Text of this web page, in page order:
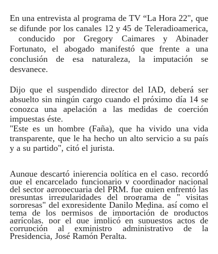
En una entrevista al programa de TV “La Hora 22", que
se difunde por los canales 12 y 45 de Teleradioamerica,
conducido por Gregory Caimares y Abinader
Fortunato, el abogado manifestó que frente a una
conclusión de esa naturaleza, la imputación se
desvanece.
Dijo que el suspendido director del IAD, deberá ser
absuelto sin ningún cargo cuando el próximo día 14 se
conozca una apelación a las medidas de coerción
impuestas éste.
"Este es un hombre (Faña), que ha vivido una vida
transparente, que le ha hecho un alto servicio a su país
y a su partido", citó el jurista.
Aunque descartó injerencia política en el caso, recordó
que el encarcelado funcionario y coordinador nacional
del sector agropecuaria del PRM, fue quien enfrentó las
presuntas irregularidades del programa de " visitas
sorpresas" del expresidente Danilo Medina, así como el
tema de los permisos de importación de productos
agrícolas, por el que implicó en supuestos actos de
corrupción al exministro administrativo de la
Presidencia, José Ramón Peralta.